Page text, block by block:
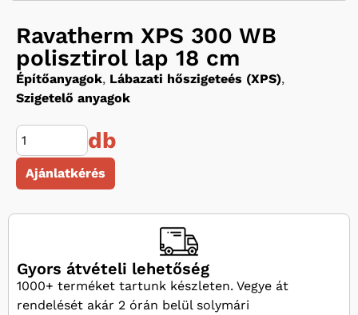
Ravatherm XPS 300 WB
polisztirol lap 18 cm
Építőanyagok, Lábazati hőszigeteés (XPS),
Szigetelő anyagok
db
Ajánlatkérés
Gyors átvételi lehetőség
1000+ terméket tartunk készleten. Vegye át
rendelését akár 2 órán belül solymári